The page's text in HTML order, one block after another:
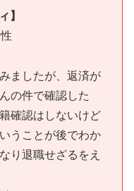
】
ましたが、返済が
の件で確認した
確認はしないけど
うことが後でわか
り退職せざるをえ